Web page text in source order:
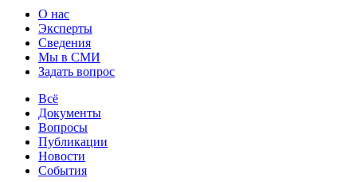
О нас
Эксперты
Сведения
Мы в СМИ
Задать вопрос
Всё
Документы
Вопросы
Публикации
Новости
События